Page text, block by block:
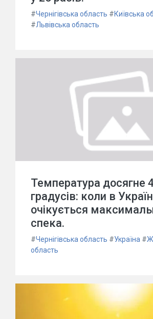
#Чернігівська область #Київська
#Львівська область
Температура досягне
градусів: коли в
очікується
спека.
#Чернігівська область #Україна #
область